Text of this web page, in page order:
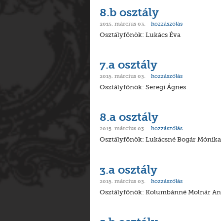
8.b osztály
2015. március 03. hozzászólás
Osztályfőnök: Lukács Éva
7.a osztály
2015. március 03. hozzászólás
Osztályfőnök: Seregi Ágnes
8.a osztály
2015. március 03. hozzászólás
Osztályfőnök: Lukácsné Bogár Mónika
3.a osztály
2015. március 03. hozzászólás
Osztályfőnök: Kolumbánné Molnár